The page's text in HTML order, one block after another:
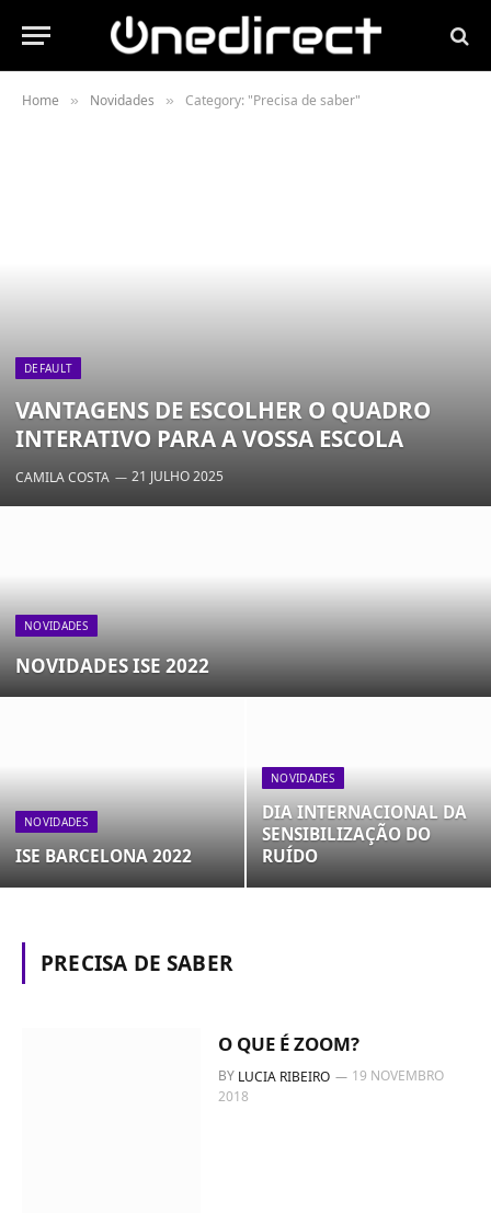
Home » Novidades » Category: "Precisa de saber"
DEFAULT
VANTAGENS DE ESCOLHER O QUADRO
INTERATIVO PARA A VOSSA ESCOLA
CAMILA COSTA 21 JULHO 2025
NOVIDADES
NOVIDADES ISE 2022
NOVIDADES
ISE BARCELONA 2022
NOVIDADES
DIA INTERNACIONAL DA
SENSIBILIZAÇÃO DO
RUÍDO
PRECISA DE SABER
O QUE É ZOOM?
BY LUCIA RIBEIRO
19 NOVEMBRO
2018